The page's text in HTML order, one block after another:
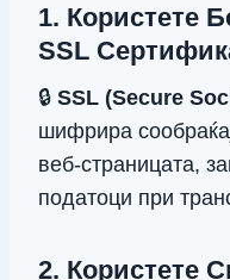
1. Користете
SSL
🔒 SSL (Secure
шифрира
веб-страницата,
податоци при
2. Користете